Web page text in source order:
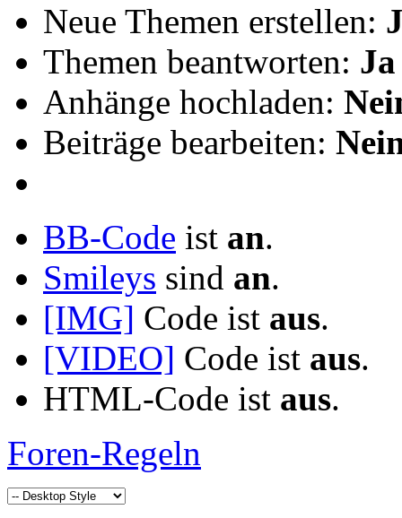
Neue Themen erstellen:
Themen beantworten: Ja
Anhänge hochladen:
Beiträge bearbeiten:
BB-Code ist an.
Smileys sind an.
[IMG] Code ist aus.
[VIDEO] Code ist aus.
HTML-Code ist aus.
Foren-Regeln